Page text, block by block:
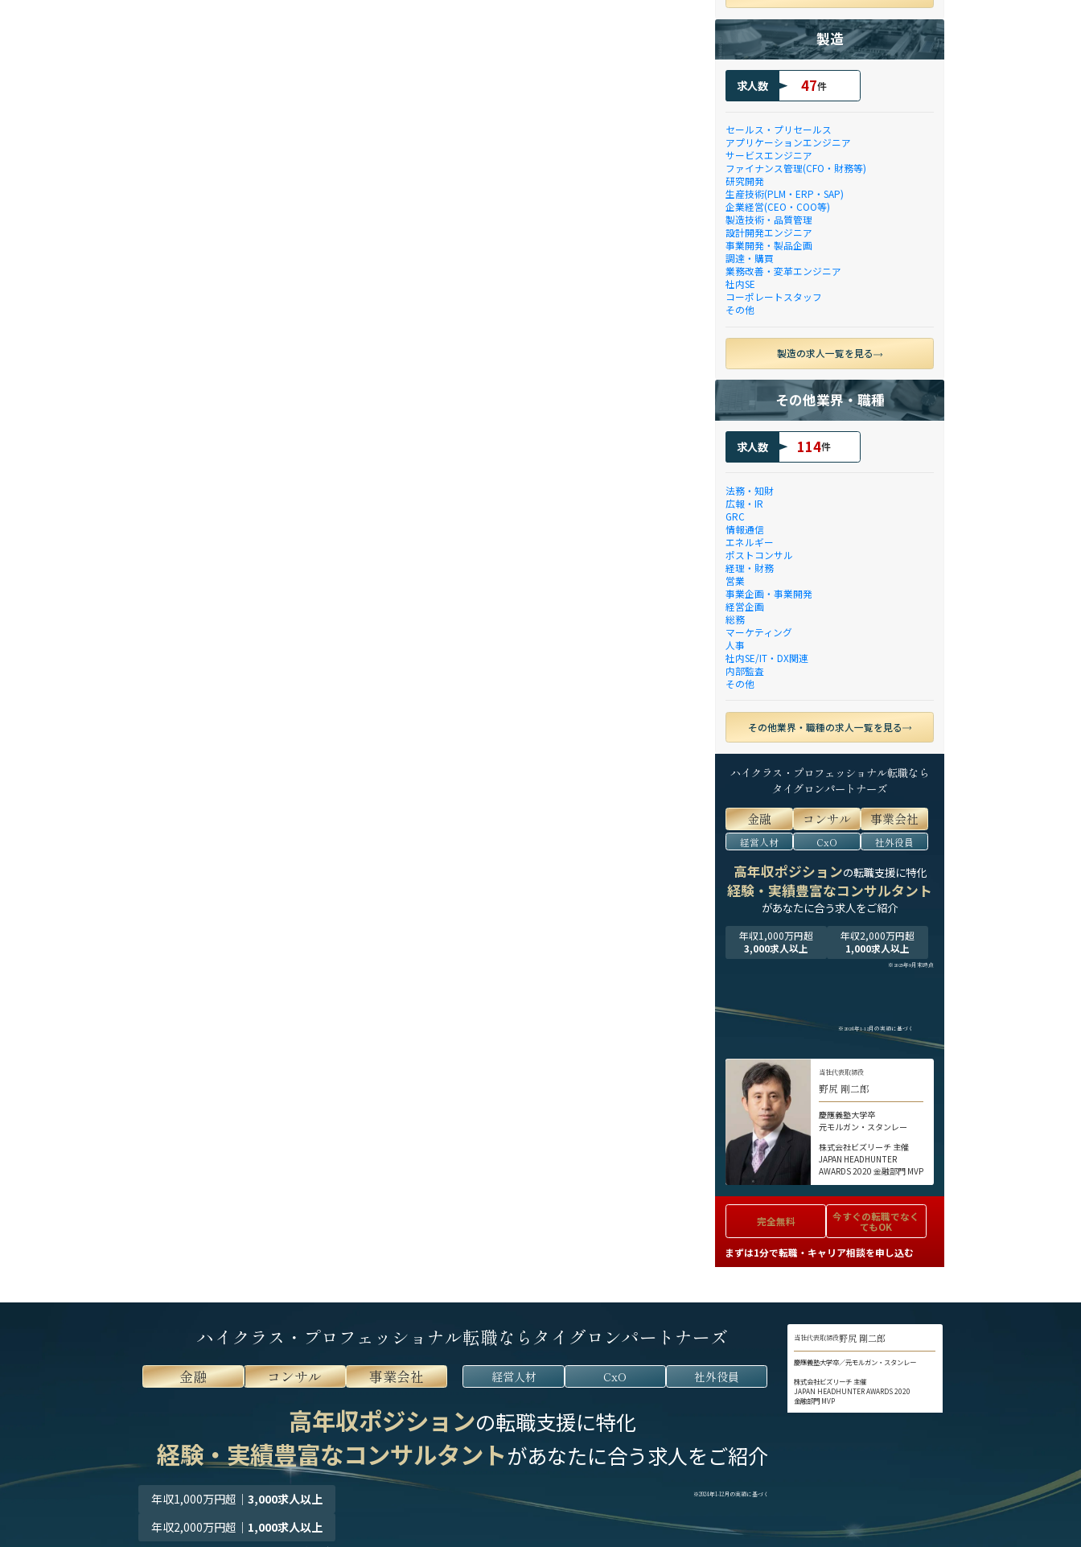
製造
求人数 47件
セールス・プリセールス
アプリケーションエンジニア
サービスエンジニア
ファイナンス管理(CFO・財務等)
研究開発
生産技術(PLM・ERP・SAP)
企業経営(CEO・COO等)
製造技術・品質管理
設計開発エンジニア
事業開発・製品企画
調達・購買
業務改善・変革エンジニア
社内SE
コーポレートスタッフ
その他
製造の求人一覧を見る
その他業界・職種
求人数 114件
法務・知財
広報・IR
GRC
情報通信
エネルギー
ポストコンサル
経理・財務
営業
事業企画・事業開発
経営企画
総務
マーケティング
人事
社内SE/IT・DX関連
内部監査
その他
その他業界・職種の求人一覧を見る
ハイクラス・プロフェッショナル転職なら
タイグロンパートナーズ
金融 コンサル 事業会社
経営人材 CxO 社外役員
高年収ポジションの転職支援に特化
経験・実績豊富なコンサルタント
があなたに合う求人をご紹介
年収1,000万円超
3,000求人以上
年収2,000万円超
1,000求人以上
※2025年9月末時点
※2024年1-12月の実績に基づく
当社代表取締役
野尻 剛二郎
慶應義塾大学卒
元モルガン・スタンレー
株式会社ビズリーチ 主催
JAPAN HEADHUNTER
AWARDS 2020 金融部門 MVP
完全無料 今すぐの転職でなく
てもOK
まずは1分で転職・キャリア相談を申し込む
ハイクラス・プロフェッショナル転職ならタイグロンパートナーズ
金融 コンサル 事業会社 経営人材 CxO 社外役員
高年収ポジションの転職支援に特化
経験・実績豊富なコンサルタントがあなたに合う求人をご紹介
年収1,000万円超 ｜3,000求人以上
年収2,000万円超 ｜ 1,000求人以上
※2024年1-12月の実績に基づく
当社代表取締役野尻 剛二郎
慶應義塾大学卒／元モルガン・スタンレー
株式会社ビズリーチ 主催
JAPAN HEADHUNTER AWARDS 2020
金融部門 MVP